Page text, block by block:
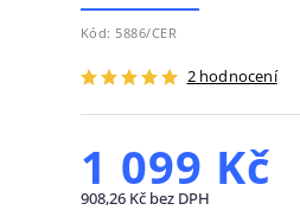
Kód: 5886/CER
2 hodnocení
1 099 Kč
908,26 Kč bez DPH